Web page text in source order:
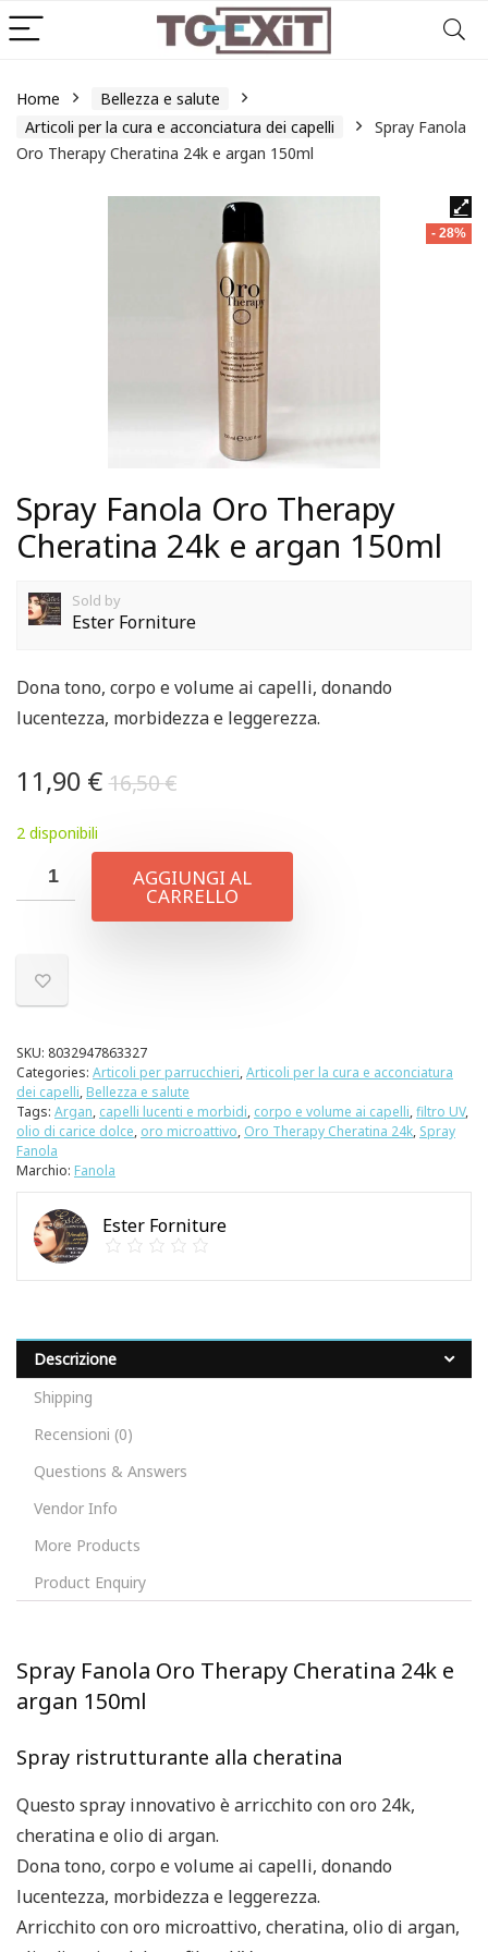
Home
Bellezza e salute
Articoli per la cura e acconciatura dei capelli
Spray Fanola
Oro Therapy Cheratina 24k e argan 150ml
- 28%
Spray Fanola Oro Therapy
Cheratina 24k e argan 150ml
Sold by
Ester Forniture
Dona tono, corpo e volume ai capelli, donando
lucentezza, morbidezza e leggerezza.
16,50€
11,90 €
2 disponibili
AGGIUNGI AL
CARRELLO
SKU: 8032947863327
Categories: Articoli per parrucchieri,Articoli per la cura e acconciatura
dei capelli, Bellezza e salute
Tags: Argan, capelli lucenti e morbidi, corpo e volume ai capelli,filtro UV,
olio di carice dolce, oro microattivo, Oro Therapy Cheratina 24k, Spray
Fanola
Marchio: Fanola
Ester Forniture
Descrizione
Shipping
Recensioni (0)
Questions & Answers
Vendor Info
More Products
Product Enquiry
Spray Fanola Oro Therapy Cheratina 24k e
argan 150ml
Spray ristrutturante alla cheratina
Questo spray innovativo è arricchito con oro 24k,
cheratina e olio di argan.
Dona tono, corpo e volume ai capelli, donando
lucentezza, morbidezza e leggerezza.
Arricchito con oro microattivo, cheratina, olio di argan,